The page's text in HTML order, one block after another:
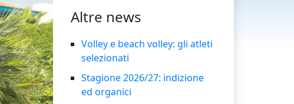
Altre news
Volley e beach volley: gli atleti
selezionati
Stagione 2026/27: indizione
ed organici